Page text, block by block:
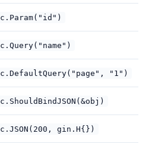
c.Param("id")
c.Query("name")
c.DefaultQuery("page", "1")
c.ShouldBindJSON(&obj)
c.JSON(200, gin.H{})